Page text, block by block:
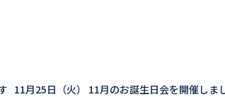
11月25日（火） 11月のお誕生日会を開催し